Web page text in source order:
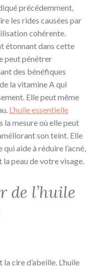
précédemment,
les rides causées par
cohérente.
étonnant dans cette
peut pénétrer
des bénéfiques
la vitamine A qui
Elle peut même
L’huile essentielle
la mesure où elle peut
son teint. Elle
aide à réduire l’acné,
peau de votre visage.
de l’huile
cire d’abeille. L’huile